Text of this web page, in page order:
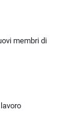
membri di